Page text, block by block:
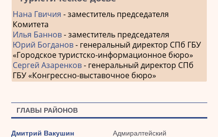
Нана Гвичия - заместитель председателя
Комитета
Илья Баннов- заместитель председателя
Юрий Богданов- генеральный директор СПб ГБУ
«Городское туристско-информационное бюро»
Сергей Азаренков- генеральный директор СПб
ГБУ «Конгрессно-выставочное бюро»
ГЛАВЫ РАЙОНОВ
Дмитрий Вакушин Адмиралтейский